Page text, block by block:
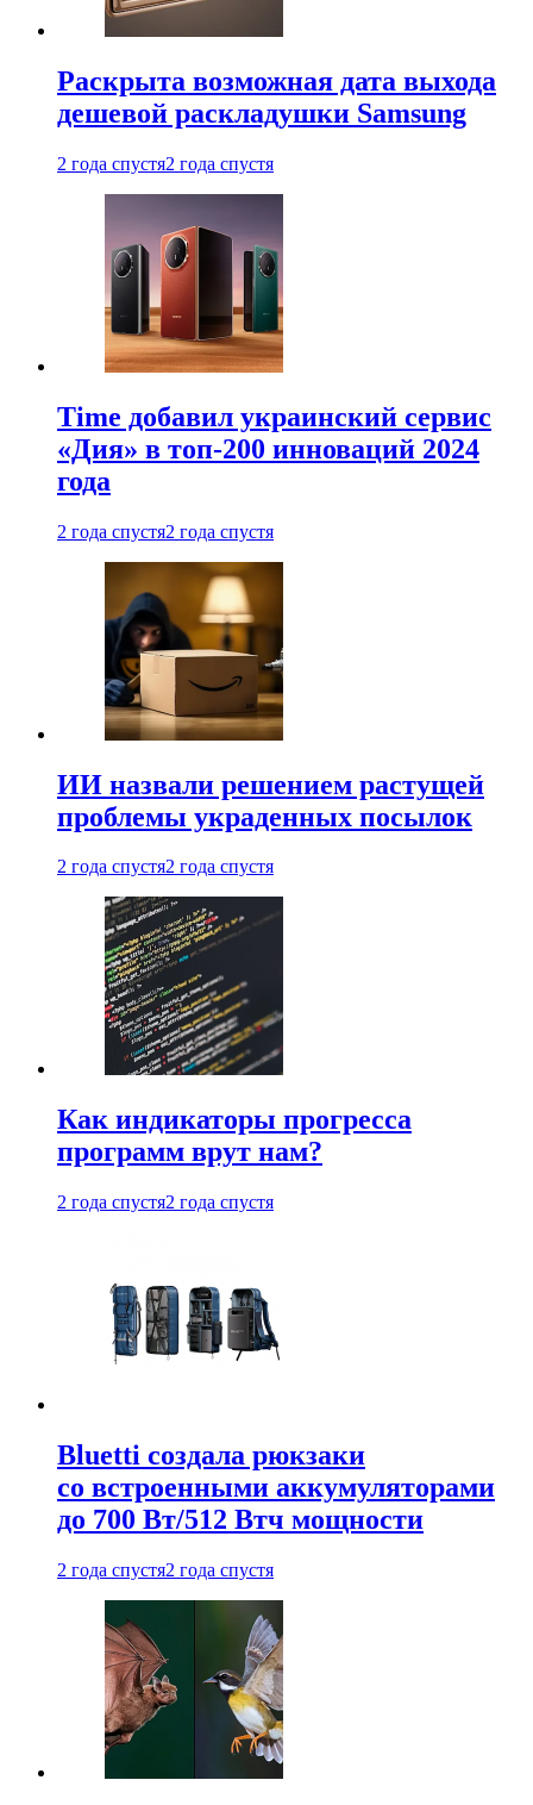
Раскрыта возможная дата выхода
дешевой раскладушки Samsung
2 года спустя2 года спустя
Time добавил украинский сервис
«Дия» в топ-200 инноваций 2024
года
2 года спустя2 года спустя
ИИ назвали решением растущей
проблемы украденных посылок
2 года спустя2 года спустя
Как индикаторы прогресса
программ врут нам?
2 года спустя2 года спустя
Bluetti создала рюкзаки
со встроенными аккумуляторами
до 700 Вт/512 Втч мощности
2 года спустя2 года спустя